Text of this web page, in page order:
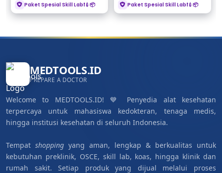
Paket Spesial Skill Lab❗💉📦
Paket Spesial Skill Lab❗💉📦
MEDTOOLS.ID
PREPARE A DOCTOR
Welcome to MEDTOOLS.ID! 💙 Penyedia alat kesehatan
terpercaya untuk mahasiswa kedokteran, tenaga medis,
hingga institusi kesehatan di seluruh Indonesia.
Tempat shopping yang aman, lengkap & berkualitas untuk
kebutuhan preklinik, OSCE, skill lab, koas, hingga klinik dan
rumah sakit. Setiap produk yang dijual melalui proses